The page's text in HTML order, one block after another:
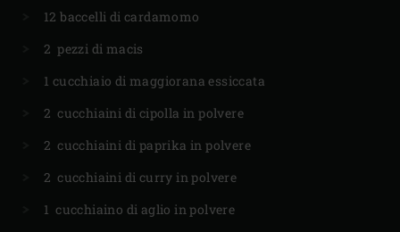
12 baccelli di cardamomo
2 pezzi di macis
1 cucchiaio di maggiorana essiccata
2 cucchiaini di cipolla in polvere
2 cucchiaini di paprika in polvere
2 cucchiaini di curry in polvere
1 cucchiaino di aglio in polvere